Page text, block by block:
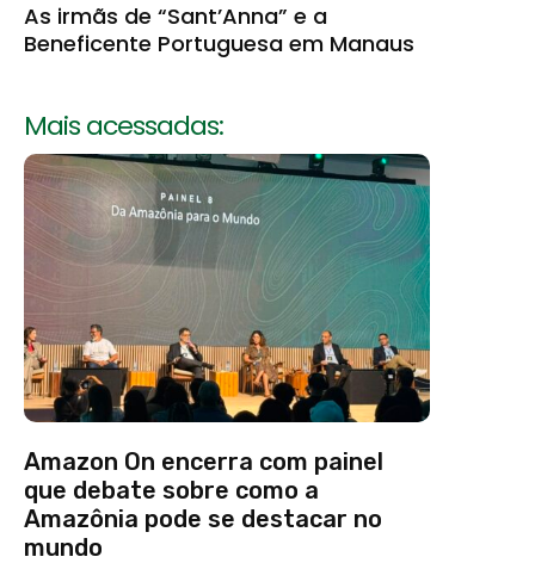
As irmãs de “Sant’Anna” e a
Beneficente Portuguesa em Manaus
Mais acessadas:
Amazon On encerra com painel
que debate sobre como a
Amazônia pode se destacar no
mundo